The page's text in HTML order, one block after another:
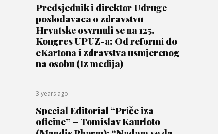
Predsjednik i direktor Udruge
poslodavaca o zdravstvu
Hrvatske osvrnuli se na 125.
Kongres UPUZ-a: Od reformi do
eKartona i zdravstva usmjerenog
na osobu (Iz medija)
3 years ago
Special Editorial “Priče iza
oficine” – Tomislav Kaurloto